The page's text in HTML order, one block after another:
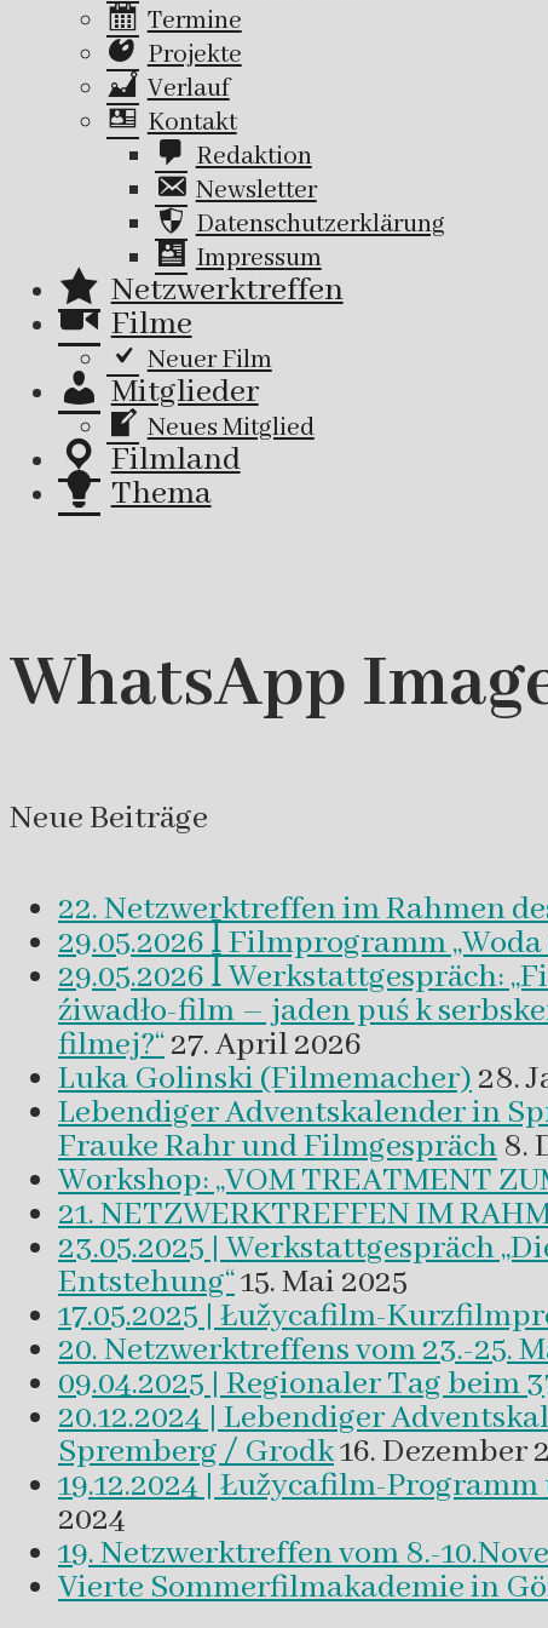
Termine
Projekte
Verlauf
Kontakt
Redaktion
Newsletter
Datenschutzerklärung
Impressum
Netzwerktreffen
Filme
Neuer Film
Mitglieder
Neues Mitglied
Filmland
Thema
WhatsApp
Neue Beiträge
22. Netzwerktreffen im Rahmen
29.05.2026 ꟾ Filmprogramm
29.05.2026 ꟾ Werkstattgespräch:
źiwadło-film – jaden puś k
filmej?“27. April 2026
Luka Golinski (Filmemacher)28.
Lebendiger Adventskalender in
Frauke Rahr und Filmgespräch 8.
Workshop: „VOM TREATMENT
21. NETZWERKTREFFEN IM
23.05.2025 | Werkstattgespräch
Entstehung“15. Mai 2025
17.05.2025 | Łužycafilm-
20. Netzwerktreffens vom 23.-25.
09.04.2025 | Regionaler Tag beim
20.12.2024 | Lebendiger
Spremberg / Grodk16. Dezember
19.12.2024 | Łužycafilm-
2024
19. Netzwerktreffen vom 8.-
Vierte Sommerfilmakademie in